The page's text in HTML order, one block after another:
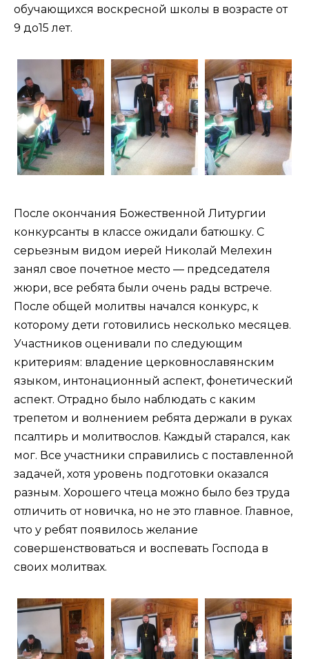
обучающихся воскресной школы в возрасте от
9 до15 лет.
После окончания Божественной Литургии
конкурсанты в классе ожидали батюшку. С
серьезным видом иерей Николай Мелехин
занял свое почетное место — председателя
жюри, все ребята были очень рады встрече.
После общей молитвы начался конкурс, к
которому дети готовились несколько месяцев.
Участников оценивали по следующим
критериям: владение церковнославянским
языком, интонационный аспект, фонетический
аспект. Отрадно было наблюдать с каким
трепетом и волнением ребята держали в руках
псалтирь и молитвослов. Каждый старался, как
мог. Все участники справились с поставленной
задачей, хотя уровень подготовки оказался
разным. Хорошего чтеца можно было без труда
отличить от новичка, но не это главное. Главное,
что у ребят появилось желание
совершенствоваться и воспевать Господа в
своих молитвах.